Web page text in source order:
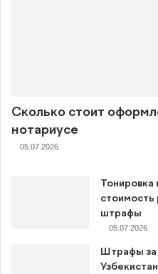
Сколько стоит
нотариусе
05.07.2026
Тонировка
стоимость
штрафы
05.07.2026
Штрафы